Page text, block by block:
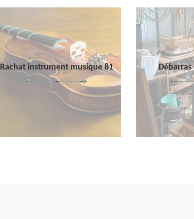
Rachat instrument musique 81 Débarras